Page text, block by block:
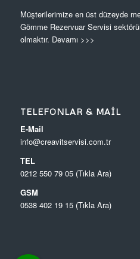
Müşterilerimize en üst düzeyde
Gömme Rezervuar Servisi
olmaktır. Devamı >>>
TELEFONLAR & MAIL
E-Mail
info@creavitservisi.com.tr
TEL
0212 550 79 05 (Tıkla Ara)
GSM
0538 402 19 15 (Tıkla Ara)